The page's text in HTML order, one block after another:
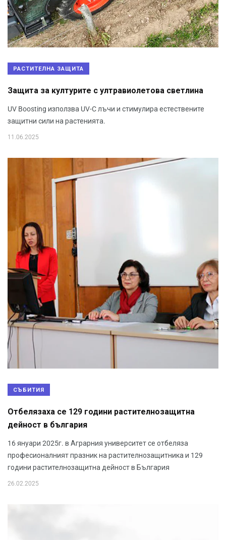
РАСТИТЕЛНА ЗАЩИТА
Защита за културите с ултравиолетова светлина
UV Boosting използва UV-C лъчи и стимулира естествените
защитни сили на растенията.
11.06.2025
СЪБИТИЯ
Отбелязаха се 129 години растителнозащитна
дейност в българия
16 януари 2025г. в Аграрния университет се отбеляза
професионалният празник на растителнозащитника и 129
години растителнозащитна дейност в България
26.02.2025